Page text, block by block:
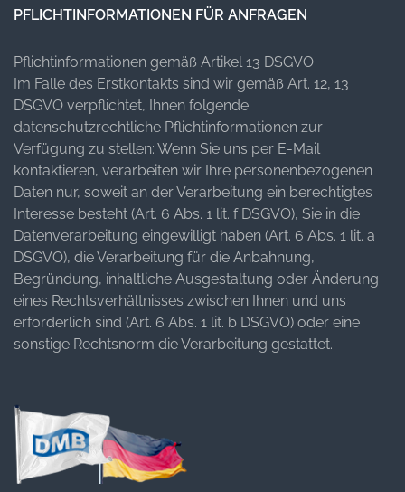
PFLICHTINFORMATIONEN FÜR ANFRAGEN
Pflichtinformationen gemäß Artikel 13 DSGVO
Im Falle des Erstkontakts sind wir gemäß Art. 12, 13
DSGVO verpflichtet, Ihnen folgende
datenschutzrechtliche Pflichtinformationen zur
Verfügung zu stellen: Wenn Sie uns per E-Mail
kontaktieren, verarbeiten wir Ihre personenbezogenen
Daten nur, soweit an der Verarbeitung ein berechtigtes
Interesse besteht (Art. 6 Abs. 1 lit. f DSGVO), Sie in die
Datenverarbeitung eingewilligt haben (Art. 6 Abs. 1 lit. a
DSGVO), die Verarbeitung für die Anbahnung,
Begründung, inhaltliche Ausgestaltung oder Änderung
eines Rechtsverhältnisses zwischen Ihnen und uns
erforderlich sind (Art. 6 Abs. 1 lit. b DSGVO) oder eine
sonstige Rechtsnorm die Verarbeitung gestattet.